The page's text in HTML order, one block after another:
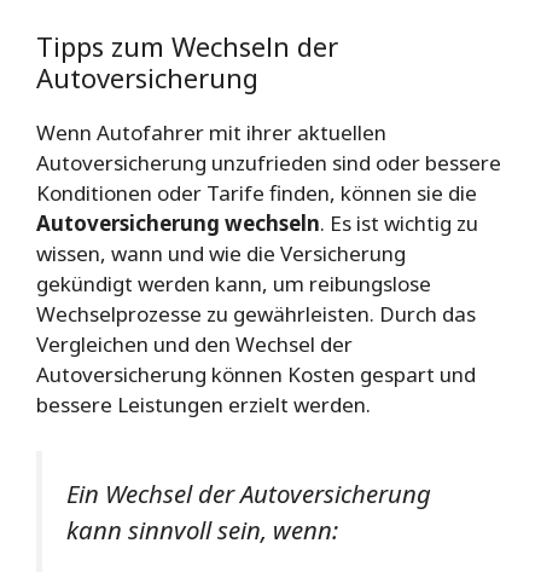
Tipps zum Wechseln der
Autoversicherung
Wenn Autofahrer mit ihrer aktuellen
Autoversicherung unzufrieden sind oder bessere
Konditionen oder Tarife finden, können sie die
Autoversicherung wechseln. Es ist wichtig zu
wissen, wann und wie die Versicherung
gekündigt werden kann, um reibungslose
Wechselprozesse zu gewährleisten. Durch das
Vergleichen und den Wechsel der
Autoversicherung können Kosten gespart und
bessere Leistungen erzielt werden.
Ein Wechsel der Autoversicherung
kann sinnvoll sein, wenn: